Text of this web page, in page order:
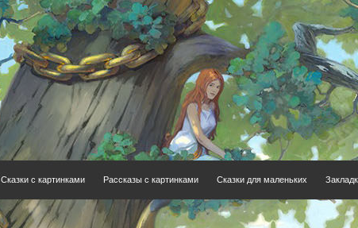
Сказки с картинками Рассказы с картинками Сказки для маленьких